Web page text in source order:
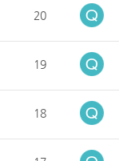
20
19
18